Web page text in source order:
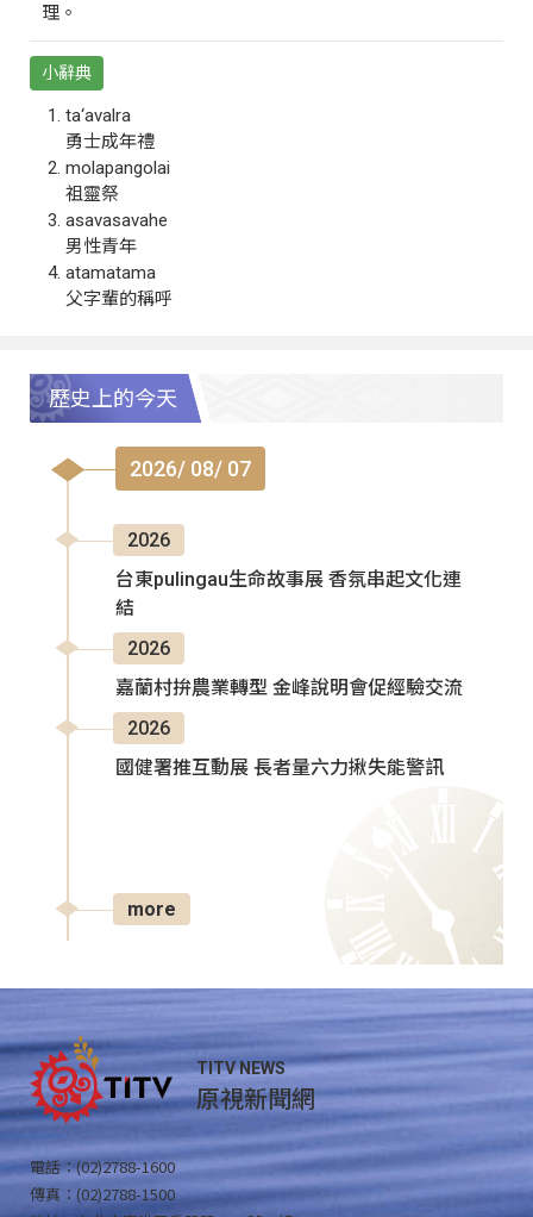
理。
小辭典
ta‘avalra
勇士成年禮
molapangolai
祖靈祭
asavasavahe
男性青年
atamatama
父字輩的稱呼
歷史上的今天
2026/ 08/ 07
2026
台東pulingau生命故事展 香氛串起文化連
結
2026
嘉蘭村拚農業轉型 金峰說明會促經驗交流
2026
國健署推互動展 長者量六力揪失能警訊
more
TITV NEWS
原視新聞網
電話：(02)2788-1600
傳真：(02)2788-1500